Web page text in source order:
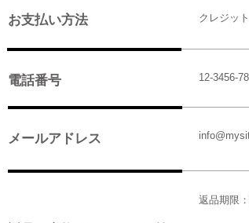
お支払い方法 クレジッ
電話番号 12-3456-
メールアドレス
返品期限